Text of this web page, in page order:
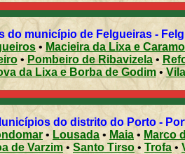
do município de Felgueiras -
• Macieira da Lixa e
• Pombeiro de Ribavizela•
da Lixa e Borba de Godim•
Municípios do distrito do
• Lousada • Maia • Marco
Póvoa de Varzim• Santo Tirso• Trofa •